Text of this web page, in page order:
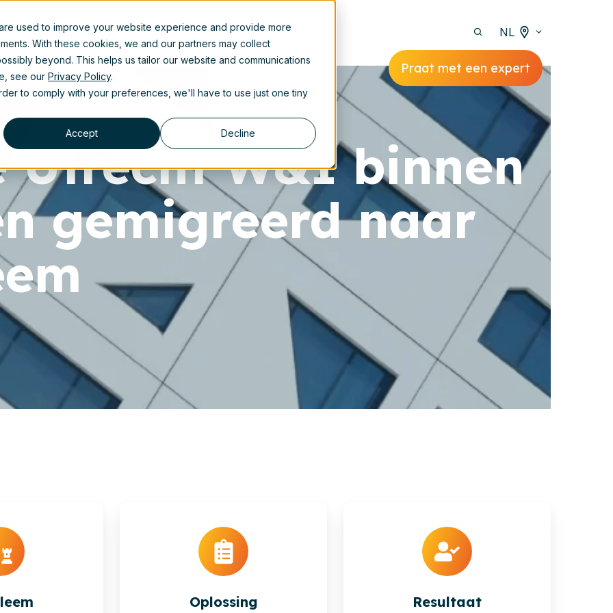
used to improve your website experience and provide more
With these cookies, we and our partners may collect
beyond. This helps us tailor our website and communications
see our Privacy Policy.
to comply with your preferences, we'll have to use just one tiny
Accept Decline
Resources NL
Praat met een expert
Utrecht W&I binnen
gemigreerd naar
Oplossing Resultaat